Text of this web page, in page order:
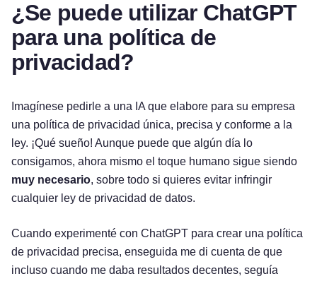
¿Se puede utilizar ChatGPT
para una política de
privacidad?
Imagínese pedirle a una IA que elabore para su empresa
una política de privacidad única, precisa y conforme a la
ley. ¡Qué sueño! Aunque puede que algún día lo
consigamos, ahora mismo el toque humano sigue siendo
muy necesario, sobre todo si quieres evitar infringir
cualquier ley de privacidad de datos.
Cuando experimenté con ChatGPT para crear una política
de privacidad precisa, enseguida me di cuenta de que
incluso cuando me daba resultados decentes, seguía